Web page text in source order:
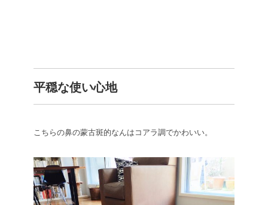
平穏な使い心地
こちらの鼻の蒙古斑的なんはコアラ調でかわいい。